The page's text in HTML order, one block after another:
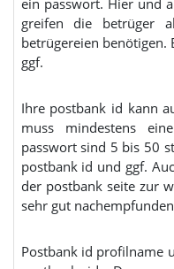
greifen die betrüger
betrügereien
ggf.
Ihre postbank id kann
muss mindestens
passwort sind 5 bis 50
postbank id und ggf.
der postbank seite zur
sehr gut
Postbank id profilname